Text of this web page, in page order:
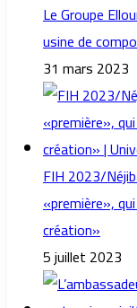
Le Groupe
usine de
31 mars 2023
FIH 2023/
«première»,
création»
5 juillet 2023